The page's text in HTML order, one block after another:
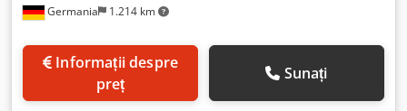
Germania 1.214 km
preț
Sunați